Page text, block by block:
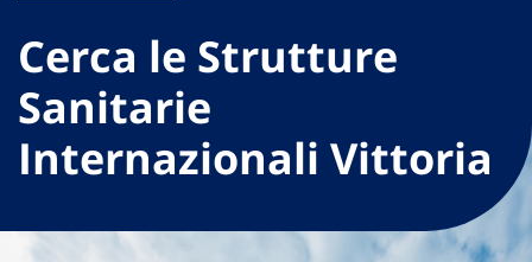
Cerca le Strutture
Sanitarie
Internazionali Vittoria